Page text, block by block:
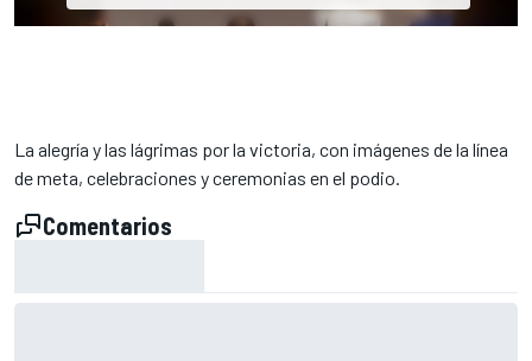
La alegría y las lágrimas por la victoria, con imágenes de la línea
de meta, celebraciones y ceremonias en el podio.
Comentarios